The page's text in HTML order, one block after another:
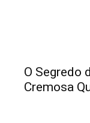
O Segredo
Cremosa